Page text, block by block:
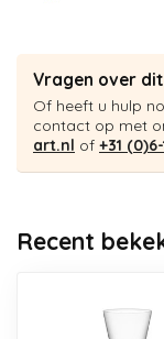
Vragen over
Of heeft u hulp
contact op met
art.nl of +31
Recent